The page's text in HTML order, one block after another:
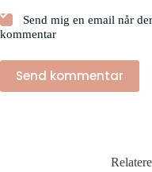
Send mig en email når
kommentar
Send kommentar